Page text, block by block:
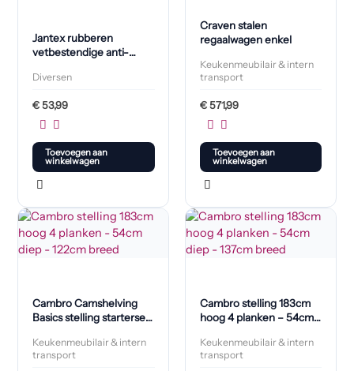
Jantex rubberen
vetbestendige anti-
1500 x 900mm
Diversen
€53,99
Toevoegen aan
winkelwagen
Craven stalen
regaalwagen enkel
Keukenmeubilair & intern
transport
€571,99
Toevoegen aan
winkelwagen
Cambro Camshelving
Basics stelling starterset
1220 x 540mm
Keukenmeubilair & intern
transport
Cambro stelling 183cm
hoog 4 planken – 54cm
Keukenmeubilair & intern
transport